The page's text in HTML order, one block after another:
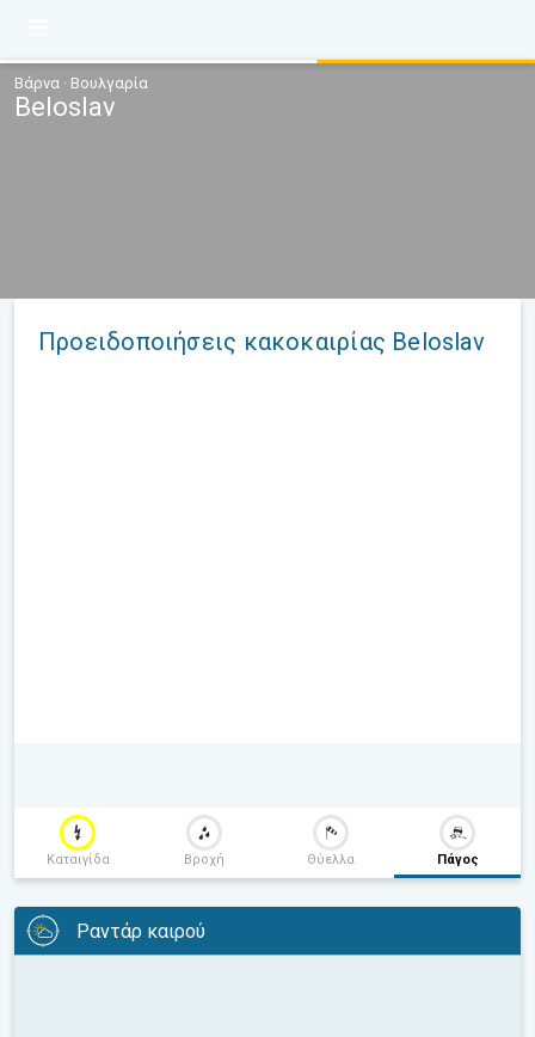
Βάρνα · Βουλγαρία
Beloslav
Προειδοποιήσεις κακοκαιρίας Beloslav
Καταιγίδα Βροχή Θύελλα Πάγος
Ραντάρ καιρού